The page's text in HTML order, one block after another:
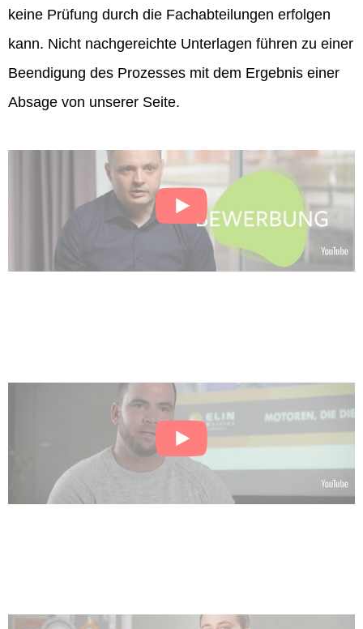
keine Prüfung durch die Fachabteilungen erfolgen
kann. Nicht nachgereichte Unterlagen führen zu einer
Beendigung des Prozesses mit dem Ergebnis einer
Absage von unserer Seite.